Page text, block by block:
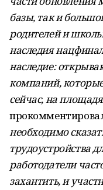
базы, так и
родителей и
наследия
наследие:
компаний,
сейчас, на
необходимо
трудоустройства
работодатели
захантить, и